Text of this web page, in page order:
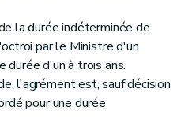
la durée indéterminée de
par le Ministre d'un
durée d'un à trois ans.
l'agrément est, sauf décision
pour une durée